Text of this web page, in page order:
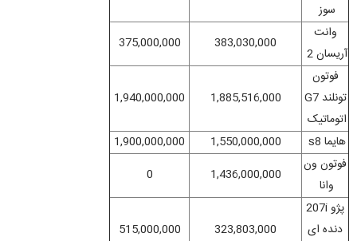
سوز
وانت
آریسان 2
383,030,000
375,000,000
فوتون
تونلند G7
اتوماتیک
1,885,516,000
1,940,000,000
هایما s8 1,550,000,000
1,900,000,000
فوتون ون
وانا
1,436,000,000
0
پژو 207i
دنده‌ ای
323,803,000
515,000,000